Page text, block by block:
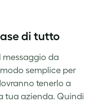
di tutto
messaggio da
semplice per
tenerlo a
tua azienda. Quindi